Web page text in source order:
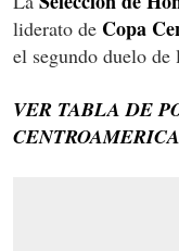
liderato de Copa
el segundo duelo
VER TABLA DE